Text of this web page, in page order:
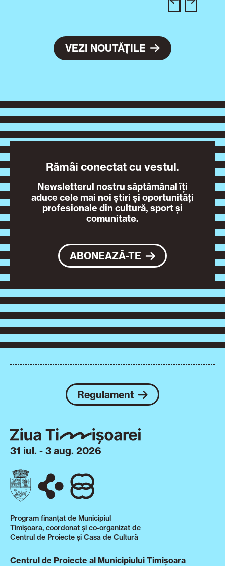
VEZI NOUTĂȚILE
Rămâi conectat cu vestul.
Newsletterul nostru săptămânal îți
aduce cele mai noi știri și oportunități
profesionale din cultură, sport și
comunitate.
ABONEAZĂ-TE
Regulament
31 iul. - 3 aug. 2026
Program finanțat de Municipiul
Timișoara, coordonat și co-organizat de
Centrul de Proiecte și Casa de Cultură
Centrul de Proiecte al Municipiului Timișoara